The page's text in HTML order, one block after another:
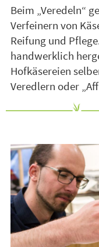
Beim „Veredeln“
Verfeinern von
Reifung und
handwerklich
Hofkäsereien
Veredlern oder